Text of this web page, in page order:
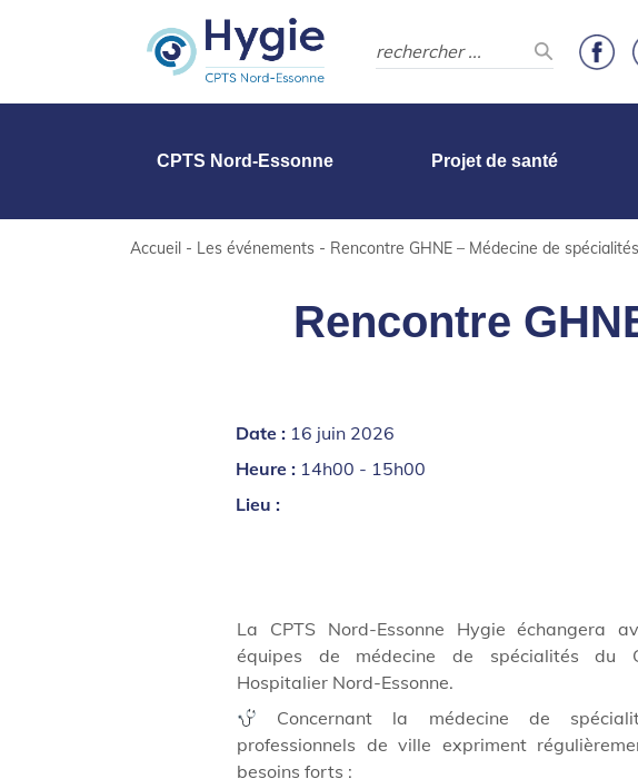
CPTS Nord-Essonne Projet de santé
Accueil - Les événements - Rencontre GHNE – Médecine de spécialités
Rencontre
Date : 16 juin 2026
Heure : 14h00 - 15h00
Lieu :
La CPTS Nord-Essonne Hygie échangera
équipes de médecine de spécialités du
Hospitalier Nord-Essonne.
Concernant la médecine de
professionnels de ville expriment
besoins forts :